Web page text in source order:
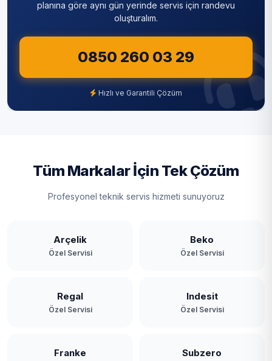
planına göre aynı gün yerinde servis için randevu
oluşturalım.
0850 260 03 29
Hızlı ve Garantili Çözüm
Tüm Markalar İçin Tek Çözüm
Profesyonel teknik servis hizmeti sunuyoruz
Arçelik
Özel Servisi
Beko
Özel Servisi
Regal
Özel Servisi
Indesit
Özel Servisi
Franke Subzero